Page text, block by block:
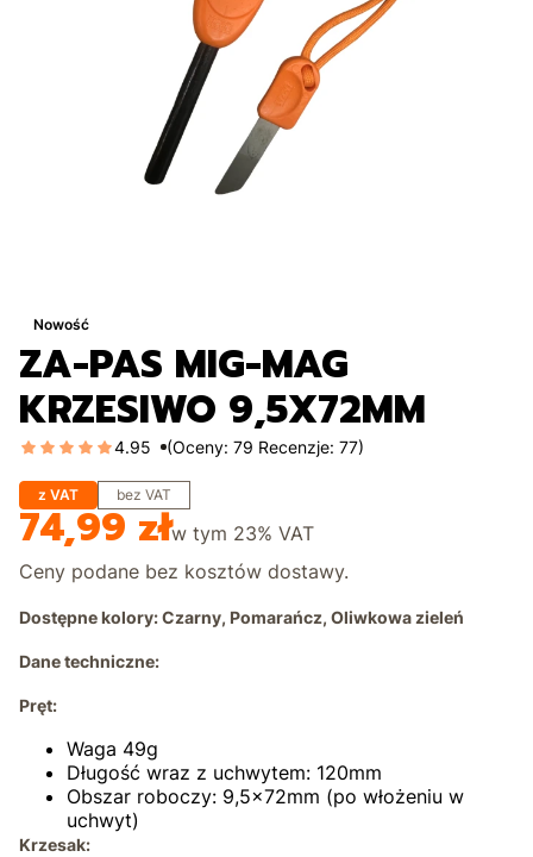
Nowość
ZA-PAS MIG-MAG
KRZESIWO 9,5X72MM
4.95 (Oceny: 79 Recenzje: 77)
z VAT bez VAT
Cena
74,99 złw tym 23% VAT
Ceny podane bez kosztów dostawy.
Dostępne kolory: Czarny, Pomarańcz, Oliwkowa zieleń
Dane techniczne:
Pręt:
Waga 49g
Długość wraz z uchwytem: 120mm
Obszar roboczy: 9,5x72mm (po włożeniu w
uchwyt)
Krzesak: